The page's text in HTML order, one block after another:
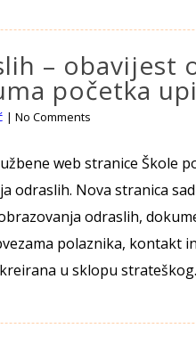
– obavijest
početka
|No Comments
web stranice Škole
odraslih. Nova stranica
odraslih,
polaznika, kontakt
u sklopu